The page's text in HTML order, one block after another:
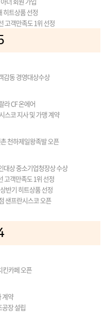
히트상품 선정
고객만족도 1위 선정
감동 경영대상수상
라 CF 온에어
스코 지사 및 가맹 계약
천하제일왕족발 오픈
대상 중소기업청장상 수상
고객만족도 1위 선정
반기 히트상품 선정
샌프란시스코 오픈
킨카페 오픈
계약
장 설립